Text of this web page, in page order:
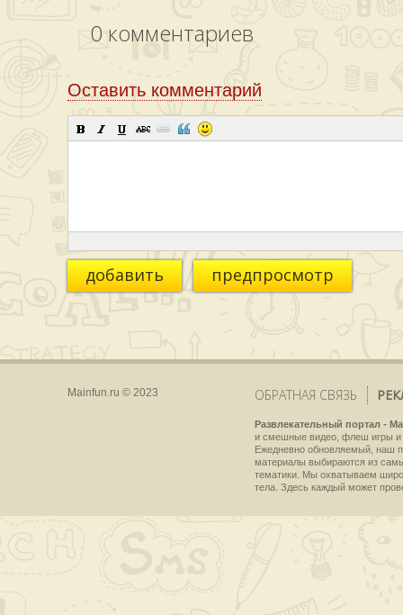
0 комментариев
Оставить комментарий
добавить предпросмотр
Mainfun.ru © 2023 ОБРАТНАЯ СВЯЗЬ
Развлекательный портал -
и смешные видео, флеш игры и
Ежедневно обновляемый, наш
материалы выбираются из
тематики. Мы охватываем
тела. Здесь каждый может